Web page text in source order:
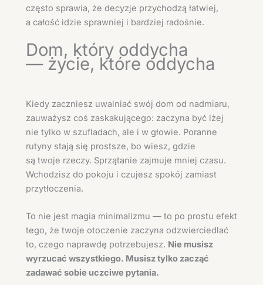
często sprawia, że decyzje przychodzą łatwiej,
a całość idzie sprawniej i bardziej radośnie.
Dom, który oddycha
— życie, które oddycha
Kiedy zaczniesz uwalniać swój dom od nadmiaru,
zauważysz coś zaskakującego: zaczyna być lżej
nie tylko w szufladach, ale i w głowie. Poranne
rutyny stają się prostsze, bo wiesz, gdzie
są twoje rzeczy. Sprzątanie zajmuje mniej czasu.
Wchodzisz do pokoju i czujesz spokój zamiast
przytłoczenia.
To nie jest magia minimalizmu — to po prostu efekt
tego, że twoje otoczenie zaczyna odzwierciedlać
to, czego naprawdę potrzebujesz. Nie musisz
wyrzucać wszystkiego. Musisz tylko zacząć
zadawać sobie uczciwe pytania.